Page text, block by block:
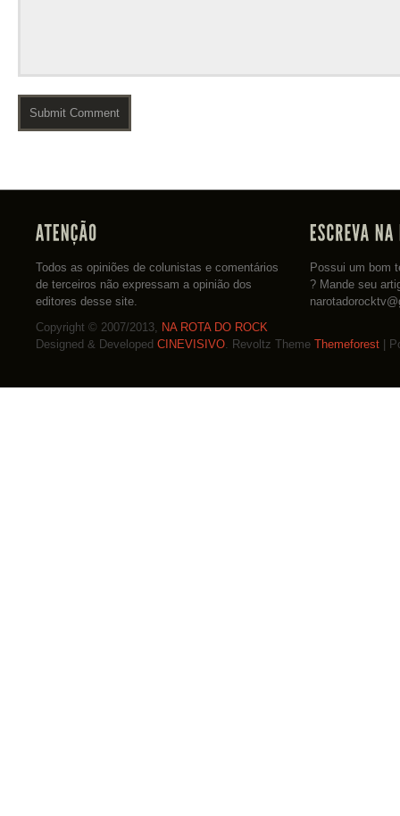
Todos as opiniões de colunistas e comentários
de terceiros não expressam a opinião dos
editores desse site.
Possui um bom
? Mande seu
Copyright © 2007/2013, NA ROTA DO ROCK
Designed & Developed CINEVISIVO . Revoltz Theme Themeforest |